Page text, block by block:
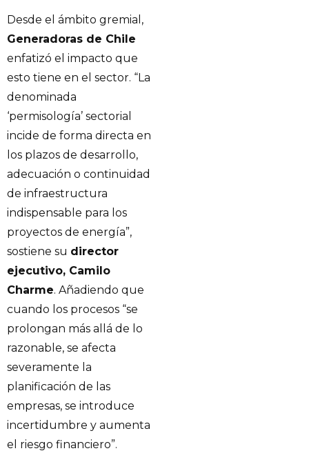
Desde el ámbito gremial,
Generadoras de Chile
enfatizó el impacto que
esto tiene en el sector. “La
denominada
‘permisología’ sectorial
incide de forma directa en
los plazos de desarrollo,
adecuación o continuidad
de infraestructura
indispensable para los
proyectos de energía”,
sostiene su director
ejecutivo, Camilo
Charme. Añadiendo que
cuando los procesos “se
prolongan más allá de lo
razonable, se afecta
severamente la
planificación de las
empresas, se introduce
incertidumbre y aumenta
el riesgo financiero”.